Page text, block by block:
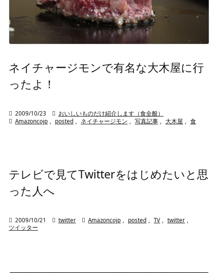
ネイチャージモンで有名な大木屋に行
ったよ！
 2009/10/23  おいしいものだけ紹介します（食全般）
 Amazoncojp posted ネイチャージモン 写真記事 大木屋 食
テレビで見てTwitterをはじめたいと思
った人へ
 2009/10/21  twitter  Amazoncojp posted TV twitter
ツイッター